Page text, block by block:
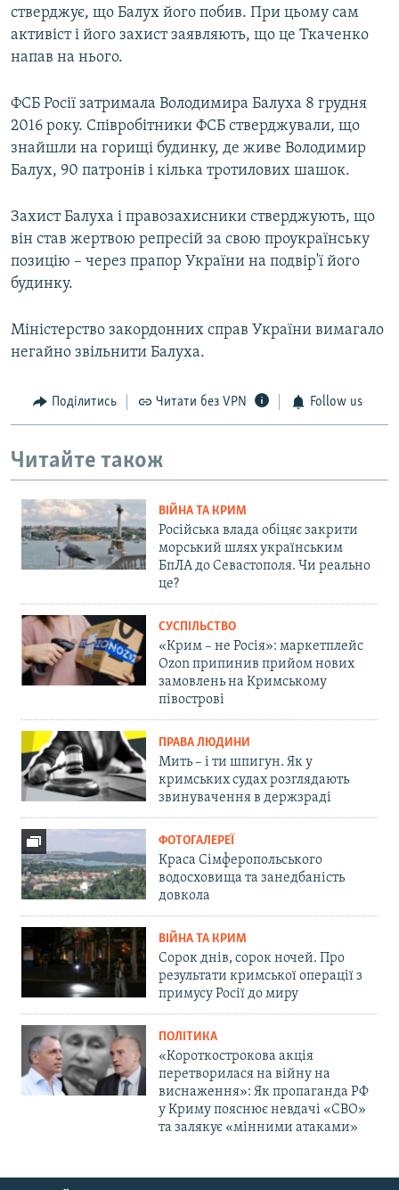
стверджує, що Балух його побив. При цьому сам
активіст і його захист заявляють, що це Ткаченко
напав на нього.
ФСБ Росії затримала Володимира Балуха 8 грудня
2016 року. Співробітники ФСБ стверджували, що
знайшли на горищі будинку, де живе Володимир
Балух, 90 патронів і кілька тротилових шашок.
Захист Балуха і правозахисники стверджують, що
він став жертвою репресій за свою проукраїнську
позицію – через прапор України на подвір'ї його
будинку.
Міністерство закордонних справ України вимагало
негайно звільнити Балуха.
Поділитись Читати без VPN Follow us
Читайте також
ВІЙНА ТА КРИМ
Російська влада обіцяє закрити
морський шлях українським
БпЛА до Севастополя. Чи реально
це?
СУСПІЛЬСТВО
«Крим – не Росія»: маркетплейс
Ozon припинив прийом нових
замовлень на Кримському
півострові
ПРАВА ЛЮДИНИ
Мить – і ти шпигун. Як у
кримських судах розглядають
звинувачення в держзраді
ФОТОГАЛЕРЕЇ
Краса Сімферопольського
водосховища та занедбаність
довкола
ВІЙНА ТА КРИМ
Сорок днів, сорок ночей. Про
результати кримської операції з
примусу Росії до миру
ПОЛІТИКА
«Короткострокова акція
перетворилася на війну на
виснаження»: Як пропаганда РФ
у Криму пояснює невдачі «СВО»
та залякує «мінними атаками»